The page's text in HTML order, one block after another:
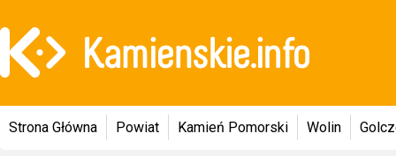
Strona Główna Powiat Kamień Pomorski Wolin